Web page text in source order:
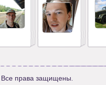
права защищены.